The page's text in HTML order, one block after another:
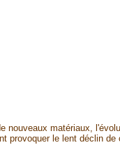
nouveaux matériaux,
provoquer le lent déclin